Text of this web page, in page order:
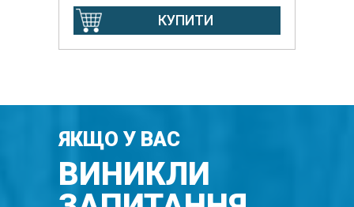
КУПИТИ
ЯКЩО У ВАС
ВИНИКЛИ